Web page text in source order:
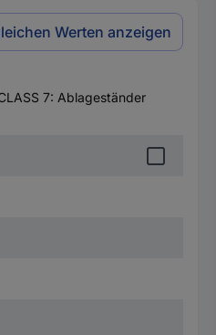
Werten anzeigen
7: Ablageständer